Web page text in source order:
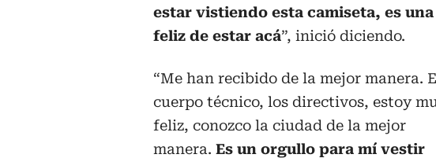
estar vistiendo esta camiseta, es
feliz de estar acá”, inició diciendo.
“Me han recibido de la mejor manera.
cuerpo técnico, los directivos, estoy
feliz, conozco la ciudad de la mejor
manera. Es un orgullo para mí vestir